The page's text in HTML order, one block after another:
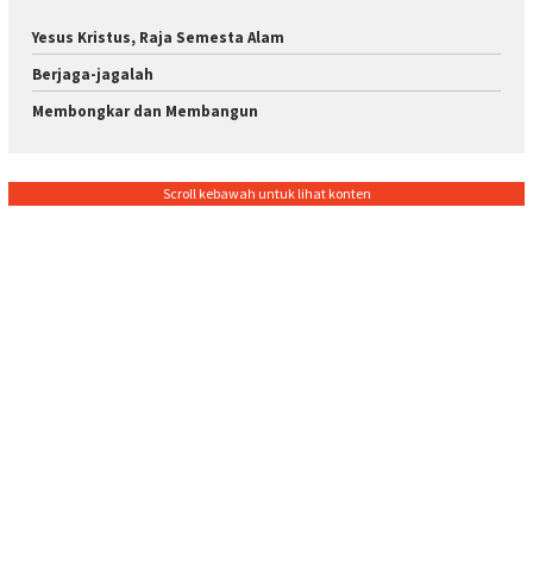
Yesus Kristus, Raja Semesta Alam
Berjaga-jagalah
Membongkar dan Membangun
Scroll kebawah untuk lihat konten